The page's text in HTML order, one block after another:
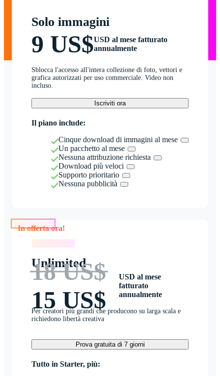
Solo immagini
9 US$USD al mese fatturato
annualmente
Sblocca l'accesso all'intera collezione di foto, vettori e
grafica autorizzati per uso commerciale. Video non
incluso.
Iscriviti ora
Il piano include:
Cinque download di immagini al mese
Un pacchetto al mese
Nessuna attribuzione richiesta
Download più veloci
Supporto prioritario
Nessuna pubblicità
Unlimited
18 US$
15 US$
USD al mese
fatturato
annualmente
Per creatori più grandi che producono su larga scala e
richiedono libertà creativa
Prova gratuita di 7 giorni
Tutto in Starter, più: